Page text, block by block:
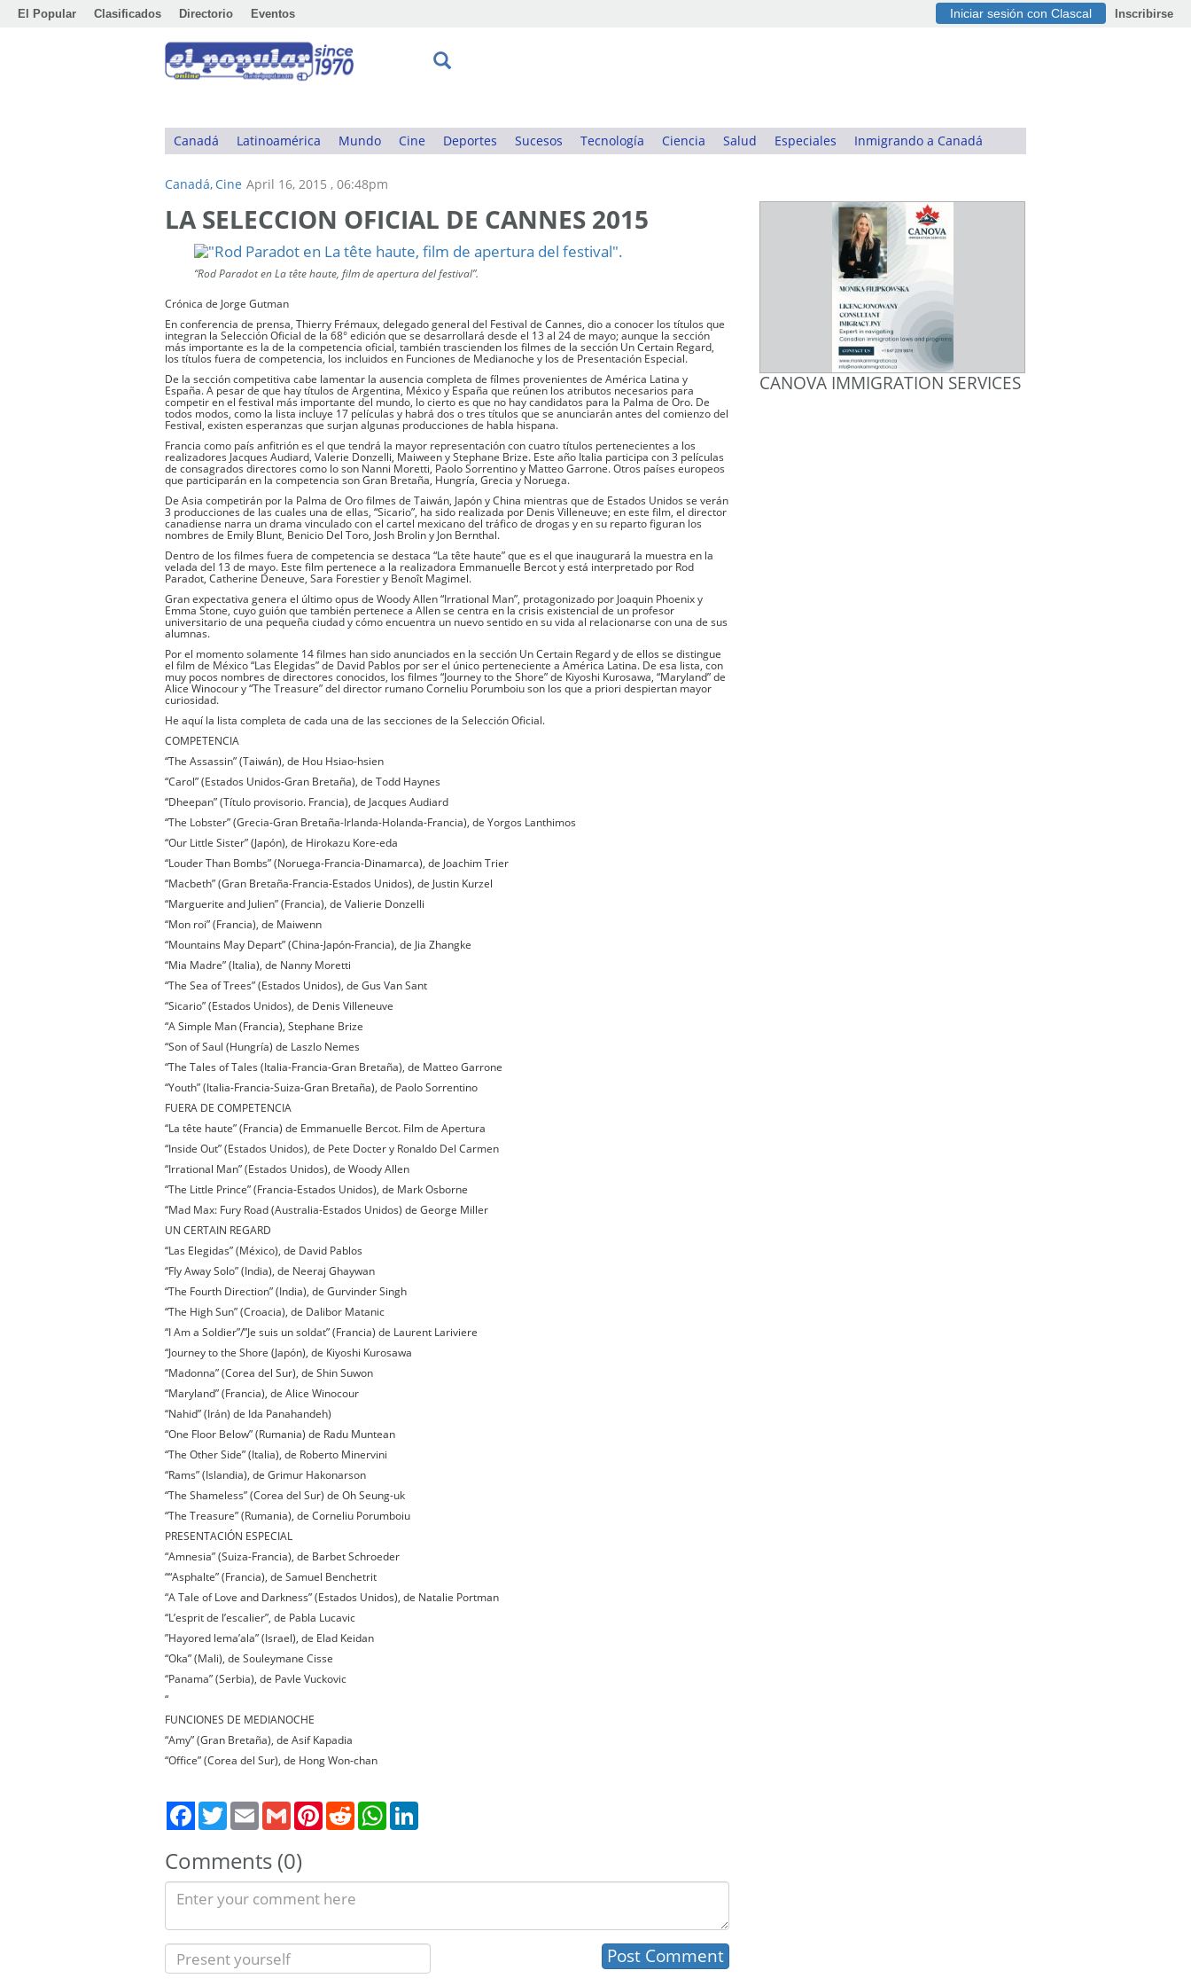
El Popular Clasificados Directorio Eventos Iniciar sesión con Clascal Inscribirse
Canadá Latinoamérica Mundo Cine Deportes Sucesos Tecnología Ciencia Salud Especiales Inmigrando a Canadá
Canadá, Cine April 16, 2015 , 06:48pm
LA SELECCION OFICIAL DE CANNES 2015
“Rod Paradot en La tête haute, film de apertura del festival”.
Crónica de Jorge Gutman
En conferencia de prensa, Thierry Frémaux, delegado general del Festival de Cannes, dio a conocer los títulos que
integran la Selección Oficial de la 68° edición que se desarrollará desde el 13 al 24 de mayo; aunque la sección
más importante es la de la competencia oficial, también trascienden los filmes de la sección Un Certain Regard,
los títulos fuera de competencia, los incluidos en Funciones de Medianoche y los de Presentación Especial.
De la sección competitiva cabe lamentar la ausencia completa de fílmes provenientes de América Latina y
España. A pesar de que hay títulos de Argentina, México y España que reúnen los atributos necesarios para
competir en el festival más importante del mundo, lo cierto es que no hay candidatos para la Palma de Oro. De
todos modos, como la lista incluye 17 películas y habrá dos o tres títulos que se anunciarán antes del comienzo del
Festival, existen esperanzas que surjan algunas producciones de habla hispana.
Francia como país anfitrión es el que tendrá la mayor representación con cuatro títulos pertenecientes a los
realizadores Jacques Audiard, Valerie Donzelli, Maiween y Stephane Brize. Este año Italia participa con 3 películas
de consagrados directores como lo son Nanni Moretti, Paolo Sorrentino y Matteo Garrone. Otros países europeos
que participarán en la competencia son Gran Bretaña, Hungría, Grecia y Noruega.
De Asia competirán por la Palma de Oro filmes de Taiwán, Japón y China mientras que de Estados Unidos se verán
3 producciones de las cuales una de ellas, “Sicario”, ha sido realizada por Denis Villeneuve; en este film, el director
canadiense narra un drama vinculado con el cartel mexicano del tráfico de drogas y en su reparto figuran los
nombres de Emily Blunt, Benicio Del Toro, Josh Brolin y Jon Bernthal.
Dentro de los filmes fuera de competencia se destaca “La tête haute” que es el que inaugurará la muestra en la
velada del 13 de mayo. Este film pertenece a la realizadora Emmanuelle Bercot y está interpretado por Rod
Paradot, Catherine Deneuve, Sara Forestier y Benoît Magimel.
Gran expectativa genera el último opus de Woody Allen “Irrational Man”, protagonizado por Joaquin Phoenix y
Emma Stone, cuyo guión que también pertenece a Allen se centra en la crisis existencial de un profesor
universitario de una pequeña ciudad y cómo encuentra un nuevo sentido en su vida al relacionarse con una de sus
alumnas.
Por el momento solamente 14 filmes han sido anunciados en la sección Un Certain Regard y de ellos se distingue
el film de México “Las Elegidas” de David Pablos por ser el único perteneciente a América Latina. De esa lista, con
muy pocos nombres de directores conocidos, los filmes “Journey to the Shore” de Kiyoshi Kurosawa, “Maryland” de
Alice Winocour y “The Treasure” del director rumano Corneliu Porumboiu son los que a priori despiertan mayor
curiosidad.
He aquí la lista completa de cada una de las secciones de la Selección Oficial.
COMPETENCIA
“The Assassin” (Taiwán), de Hou Hsiao-hsien
“Carol” (Estados Unidos-Gran Bretaña), de Todd Haynes
“Dheepan” (Título provisorio. Francia), de Jacques Audiard
“The Lobster” (Grecia-Gran Bretaña-Irlanda-Holanda-Francia), de Yorgos Lanthimos
“Our Little Sister” (Japón), de Hirokazu Kore-eda
“Louder Than Bombs” (Noruega-Francia-Dinamarca), de Joachim Trier
“Macbeth” (Gran Bretaña-Francia-Estados Unidos), de Justin Kurzel
“Marguerite and Julien” (Francia), de Valierie Donzelli
“Mon roi” (Francia), de Maiwenn
“Mountains May Depart” (China-Japón-Francia), de Jia Zhangke
“Mia Madre” (Italia), de Nanny Moretti
“The Sea of Trees” (Estados Unidos), de Gus Van Sant
“Sicario” (Estados Unidos), de Denis Villeneuve
“A Simple Man (Francia), Stephane Brize
“Son of Saul (Hungría) de Laszlo Nemes
“The Tales of Tales (Italia-Francia-Gran Bretaña), de Matteo Garrone
“Youth” (Italia-Francia-Suiza-Gran Bretaña), de Paolo Sorrentino
FUERA DE COMPETENCIA
“La tête haute” (Francia) de Emmanuelle Bercot. Film de Apertura
“Inside Out” (Estados Unidos), de Pete Docter y Ronaldo Del Carmen
“Irrational Man” (Estados Unidos), de Woody Allen
“The Little Prince” (Francia-Estados Unidos), de Mark Osborne
“Mad Max: Fury Road (Australia-Estados Unidos) de George Miller
UN CERTAIN REGARD
“Las Elegidas” (México), de David Pablos
“Fly Away Solo” (India), de Neeraj Ghaywan
“The Fourth Direction” (India), de Gurvinder Singh
“The High Sun” (Croacia), de Dalibor Matanic
“I Am a Soldier”/”Je suis un soldat” (Francia) de Laurent Lariviere
“Journey to the Shore (Japón), de Kiyoshi Kurosawa
“Madonna” (Corea del Sur), de Shin Suwon
“Maryland” (Francia), de Alice Winocour
“Nahid” (Irán) de Ida Panahandeh)
“One Floor Below” (Rumania) de Radu Muntean
“The Other Side” (Italia), de Roberto Minervini
“Rams” (Islandia), de Grimur Hakonarson
“The Shameless” (Corea del Sur) de Oh Seung-uk
“The Treasure” (Rumania), de Corneliu Porumboiu
PRESENTACIÓN ESPECIAL
“Amnesia” (Suiza-Francia), de Barbet Schroeder
““Asphalte” (Francia), de Samuel Benchetrit
“A Tale of Love and Darkness” (Estados Unidos), de Natalie Portman
“L’esprit de l’escalier”, de Pabla Lucavic
”Hayored lema’ala” (Israel), de Elad Keidan
“Oka” (Mali), de Souleymane Cisse
“Panama” (Serbia), de Pavle Vuckovic
“
FUNCIONES DE MEDIANOCHE
“Amy” (Gran Bretaña), de Asif Kapadia
“Office” (Corea del Sur), de Hong Won-chan
TwitterEmail Gmail PinterestRedditWhatsApp
Comments (0)
CANOVA IMMIGRATION SERVICES